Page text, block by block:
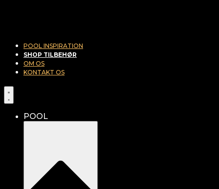
POOL INSPIRATION
SHOP TILBEHØR
OM OS
KONTAKT OS
POOL